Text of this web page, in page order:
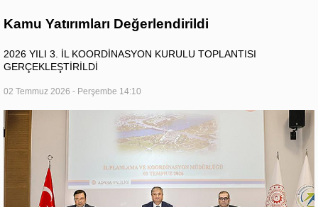
Kamu Yatırımları Değerlendirildi
2026 YILI 3. İL KOORDİNASYON KURULU TOPLANTISI
GERÇEKLEŞTİRİLDİ
02 Temmuz 2026 - Perşembe 14:10